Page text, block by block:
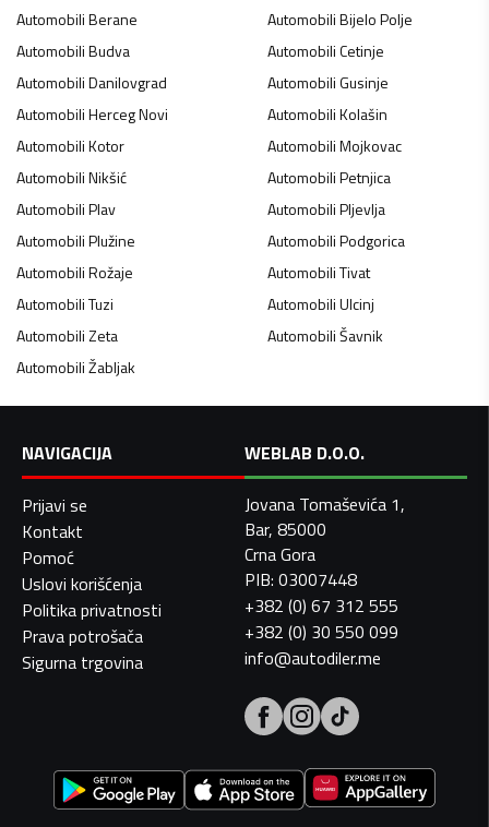
AutomobiliBerane AutomobiliBijelo Polje
AutomobiliBudva AutomobiliCetinje
AutomobiliDanilovgrad AutomobiliGusinje
AutomobiliHerceg Novi AutomobiliKolašin
AutomobiliKotor AutomobiliMojkovac
AutomobiliNikšić AutomobiliPetnjica
AutomobiliPlav AutomobiliPljevlja
AutomobiliPlužine AutomobiliPodgorica
AutomobiliRožaje AutomobiliTivat
AutomobiliTuzi AutomobiliUlcinj
AutomobiliZeta AutomobiliŠavnik
AutomobiliŽabljak
NAVIGACIJA
Prijavi se
Kontakt
Pomoć
Uslovi korišćenja
Politika privatnosti
Prava potrošača
Sigurna trgovina
WEBLAB D.O.O.
Jovana Tomaševića 1,
Bar, 85000
Crna Gora
PIB: 03007448
+382 (0) 67 312 555
+382 (0) 30 550 099
info@autodiler.me